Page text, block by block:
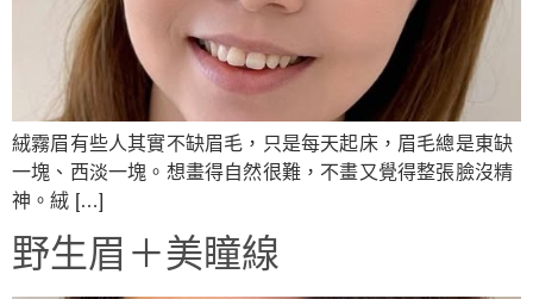
絨霧眉有些人其實不缺眉毛，只是每天起床，眉毛總是東缺
一塊、西淡一塊。想畫得自然很難，不畫又覺得整張臉沒精
神。絨 […]
野生眉＋美瞳線